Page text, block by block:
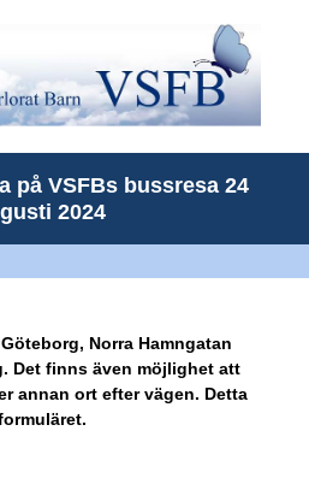
på VSFBs bussresa 24
2024
Norra Hamngatan
Det finns även möjlighet att
annan ort efter vägen. Detta